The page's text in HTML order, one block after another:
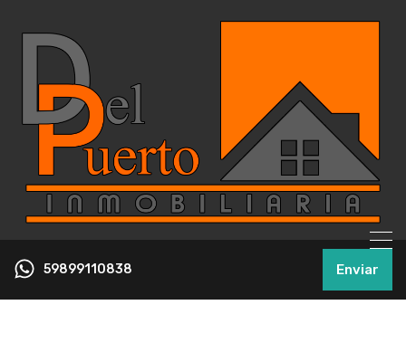
59899110838 Enviar